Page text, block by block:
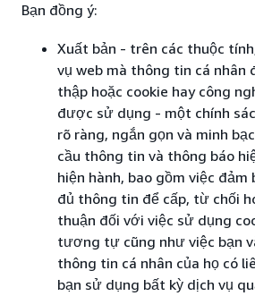
Bạn đồng ý:
Xuất bản - trên các thuộc
vụ web mà thông tin cá nhân
thập hoặc cookie hay công
được sử dụng - một chính
rõ ràng, ngắn gọn và minh
cầu thông tin và thông báo
hiện hành, bao gồm việc đảm
đủ thông tin để cấp, từ chối
thuận đối với việc sử dụng
tương tự cũng như việc bạn
thông tin cá nhân của họ có
bạn sử dụng bất kỳ dịch vụ